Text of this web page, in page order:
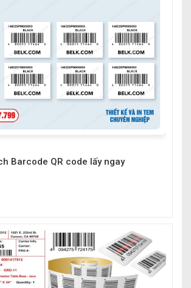
Barcode QR code lấy ngay